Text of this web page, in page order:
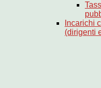
Incarichi
(dirigenti